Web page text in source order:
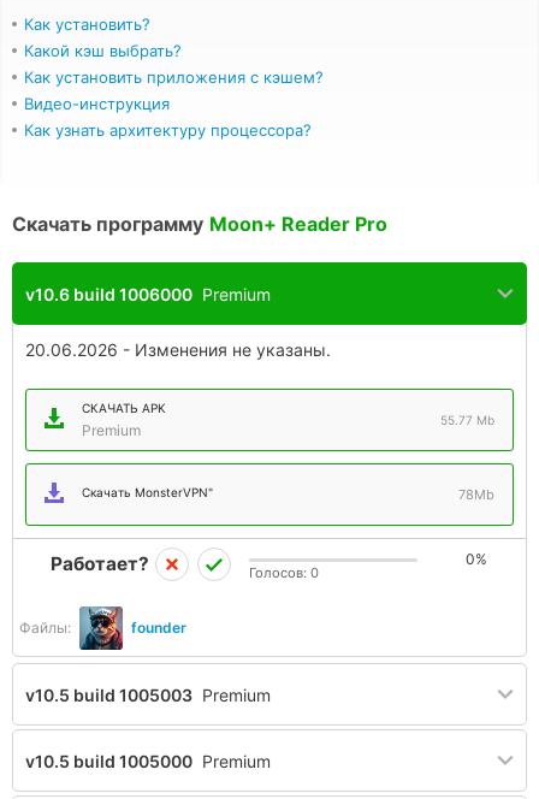
Как установить?
Какой кэш выбрать?
Как установить приложения с кэшем?
Видео-инструкция
Как узнать архитектуру процессора?
Скачать программу Moon+ Reader Pro
v10.6 build 1006000 Premium
20.06.2026 - Изменения не указаны.
СКАЧАТЬ APK
Premium
55.77 Mb
Скачать MonsterVPN" 78Mb
Файлы: founder
Работает? 0%
Голосов: 0
v10.5 build 1005003 Premium
v10.5 build 1005000 Premium